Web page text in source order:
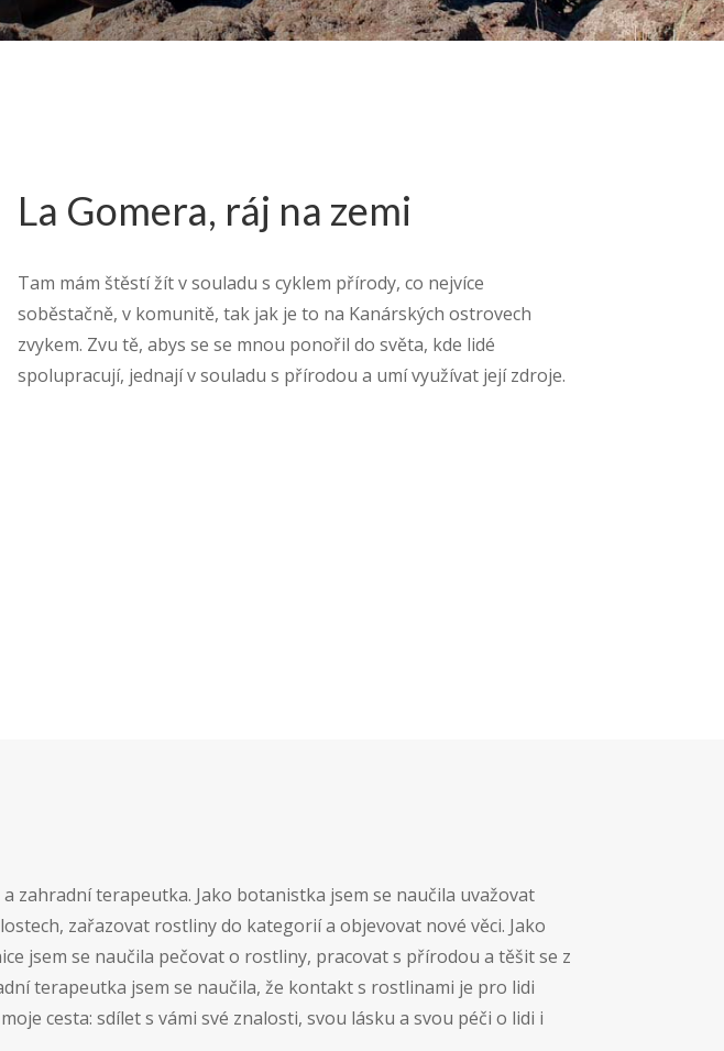
La Gomera, ráj na zemi
Tam mám štěstí žít v souladu s cyklem přírody, co nejvíce
soběstačně, v komunitě, tak jak je to na Kanárských ostrovech
zvykem. Zvu tě, abys se se mnou ponořil do světa, kde lidé
spolupracují, jednají v souladu s přírodou a umí využívat její zdroje.
zahradní terapeutka. Jako botanistka jsem se naučila uvažovat
zařazovat rostliny do kategorií a objevovat nové věci. Jako
jsem se naučila pečovat o rostliny, pracovat s přírodou a těšit se z
terapeutka jsem se naučila, že kontakt s rostlinami je pro lidi
cesta: sdílet s vámi své znalosti, svou lásku a svou péči o lidi i